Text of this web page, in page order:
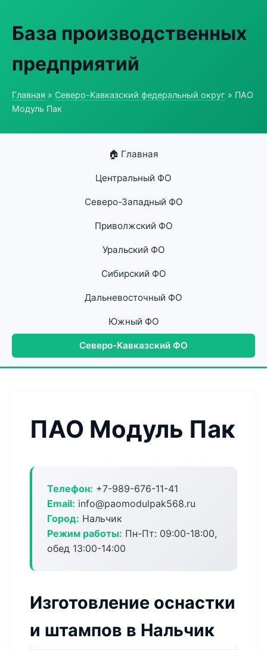
База производственных
предприятий
Главная » Северо-Кавказский федеральный округ » ПАО
Модуль Пак
🏠 Главная
Центральный ФО
Северо-Западный ФО
Приволжский ФО
Уральский ФО
Сибирский ФО
Дальневосточный ФО
Южный ФО
Северо-Кавказский ФО
ПАО Модуль Пак
Телефон: +7-989-676-11-41
Email: info@paomodulpak568.ru
Город: Нальчик
Режим работы: Пн-Пт: 09:00-18:00,
обед 13:00-14:00
Изготовление оснастки
и штампов в Нальчик